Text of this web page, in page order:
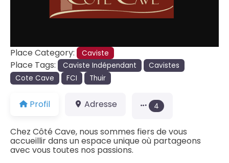
Place Category: Caviste
Place Tags: Caviste Indépendant
Cavistes
Cote Cave
FCI Thuir
Profil Adresse 4
Chez Côté Cave, nous sommes fiers de vous
accueillir dans un espace unique où partageons
avec vous toutes nos passions.